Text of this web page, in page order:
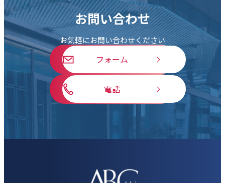
お問い合わせ
お気軽にお問い合わせください
フォーム
電話